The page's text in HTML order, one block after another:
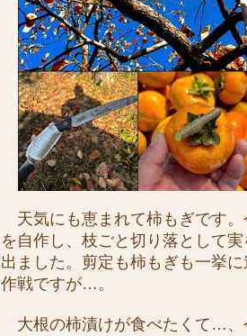
天気にも恵まれて柿もぎです。
を自作し、枝ごと切り落として
出ました。剪定も柿もぎも一挙
作戦ですが…。
大根の柿漬けが食べたくて…、